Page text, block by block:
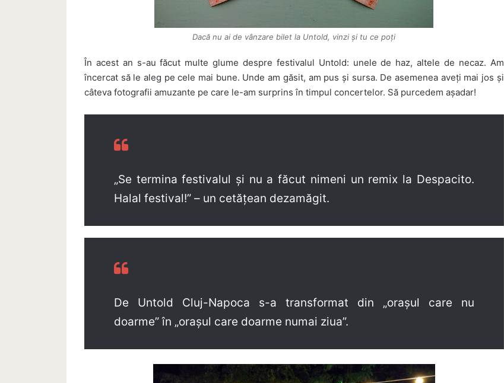
Dacă nu ai de vânzare bilet la Untold, vinzi și tu ce poți
În acest an s-au făcut multe glume despre festivalul Untold: unele de haz, altele de necaz. Am
încercat să le aleg pe cele mai bune. Unde am găsit, am pus și sursa. De asemenea aveți mai jos și
câteva fotografii amuzante pe care le-am surprins în timpul concertelor. Să purcedem așadar!
„Se termina festivalul și nu a făcut nimeni un remix la Despacito.
Halal festival!” – un cetățean dezamăgit.
De Untold Cluj-Napoca s-a transformat din „orașul care nu
doarme” în „orașul care doarme numai ziua”.